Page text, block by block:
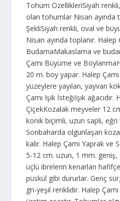
Tohum ÖzellikleriSiyah
olan tohumlar Nisan ayında
ŞekliSiyah renkli, oval ve
Nisan ayında toplanır.
BudamaMakaslama ve
Çamı Büyüme ve
20 m. boy yapar. Halep Çamı
yüzeylere yayılan, yayvan
Çamı Işık İsteğiIşık
ÇiçekKozalak meyveler 12
konik biçimli, uzun saplı,
Sonbaharda olgunlaşan
kalır. Halep Çamı Yaprak ve
5-12 cm. uzun, 1 mm. geniş,
üçlü ibre­lerin kenarları
püskül gibi dururlar. Genç
gri-yeşil renklidir. Halep